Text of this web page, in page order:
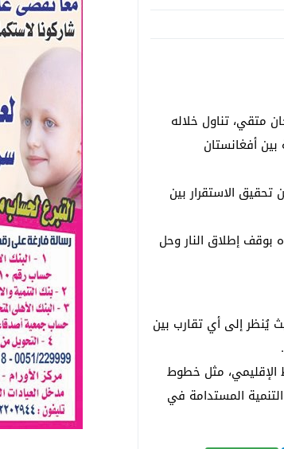
متقي، تناول خلاله
أفغانستان
الاستقرار بين
بوقف إطلاق النار وحل
يُنظر إلى أي تقارب بين
الإقليمي، مثل خطوط
المستدامة في